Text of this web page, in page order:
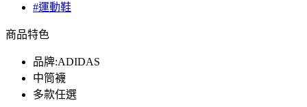
#運動鞋
商品特色
品牌:ADIDAS
中筒襪
多款任選